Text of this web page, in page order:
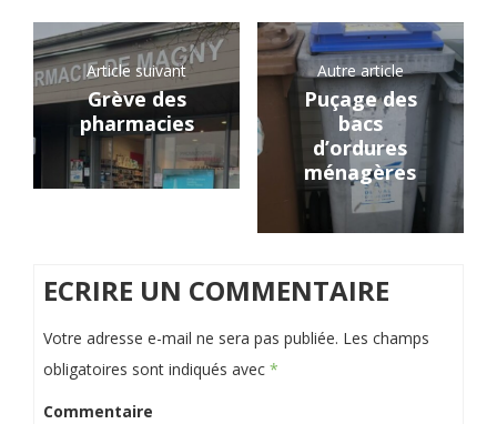
Article suivant
Grève des
pharmacies
Autre article
Puçage des
bacs
d’ordures
ménagères
ECRIRE UN COMMENTAIRE
Votre adresse e-mail ne sera pas publiée. Les champs
obligatoires sont indiqués avec *
Commentaire